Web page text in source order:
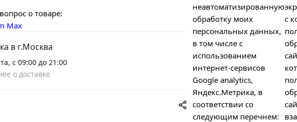
о товаре:
Max
в г.Москва
с 09:00 до 21:00
о доставке
неавтоматизированную
обработку моих
персональных данных,
в том числе с
использованием
интернет-сервисов
Google analytics,
Яндекс.Метрика, в
соответствии со
следующим перечнем:
с